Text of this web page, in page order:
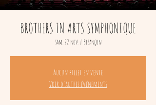
BROTHERS IN ARTS SYMPHONIQUE
sam. 22 nov.
  |
Besançon
Aucun billet en vente
Voir d'autres événements